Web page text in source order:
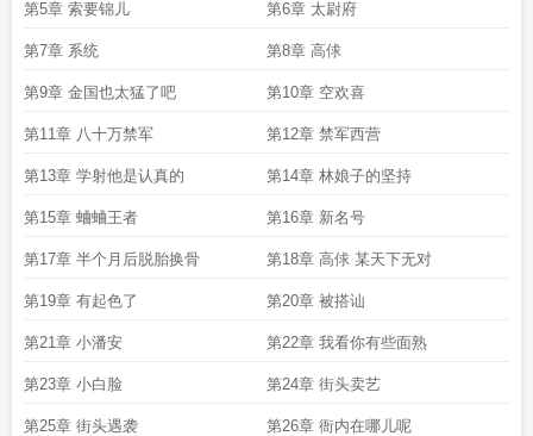
第5章 索要锦儿 第6章 太尉府
第7章 系统 第8章 高俅
第9章 金国也太猛了吧 第10章 空欢喜
第11章 八十万禁军 第12章 禁军西营
第13章 学射他是认真的 第14章 林娘子的坚持
第15章 蛐蛐王者 第16章 新名号
第17章 半个月后脱胎换骨 第18章 高俅 某天下无对
第19章 有起色了 第20章 被搭讪
第21章 小潘安 第22章 我看你有些面熟
第23章 小白脸 第24章 街头卖艺
第25章 街头遇袭 第26章 衙内在哪儿呢